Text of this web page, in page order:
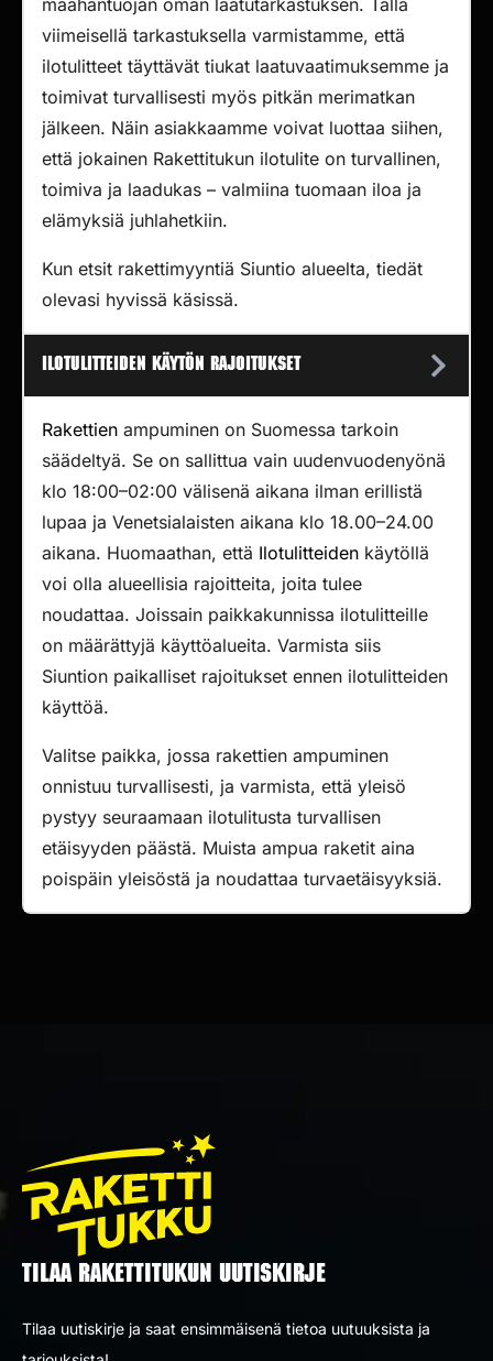
maahantuojan oman laatutarkastuksen. Tällä
viimeisellä tarkastuksella varmistamme, että
ilotulitteet täyttävät tiukat laatuvaatimuksemme ja
toimivat turvallisesti myös pitkän merimatkan
jälkeen. Näin asiakkaamme voivat luottaa siihen,
että jokainen Rakettitukun ilotulite on turvallinen,
toimiva ja laadukas – valmiina tuomaan iloa ja
elämyksiä juhlahetkiin.
Kun etsit rakettimyyntiä Siuntio alueelta, tiedät
olevasi hyvissä käsissä.
Ilotulitteiden käytön rajoitukset
Rakettien ampuminen on Suomessa tarkoin
säädeltyä. Se on sallittua vain uudenvuodenyönä
klo 18:00–02:00 välisenä aikana ilman erillistä
lupaa ja Venetsialaisten aikana klo 18.00–24.00
aikana. Huomaathan, että Ilotulitteiden käytöllä
voi olla alueellisia rajoitteita, joita tulee
noudattaa. Joissain paikkakunnissa ilotulitteille
on määrättyjä käyttöalueita. Varmista siis
Siuntion paikalliset rajoitukset ennen ilotulitteiden
käyttöä.
Valitse paikka, jossa rakettien ampuminen
onnistuu turvallisesti, ja varmista, että yleisö
pystyy seuraamaan ilotulitusta turvallisen
etäisyyden päästä. Muista ampua raketit aina
poispäin yleisöstä ja noudattaa turvaetäisyyksiä.
TILAA RAKETTITUKUN UUTISKIRJE
Tilaa uutiskirje ja saat ensimmäisenä tietoa uutuuksista ja